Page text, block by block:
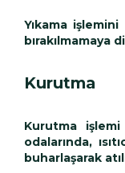
Yıkama
bırakılmamaya
Kurutma
Kurutma işlemi
odalarında,
buharlaşarak